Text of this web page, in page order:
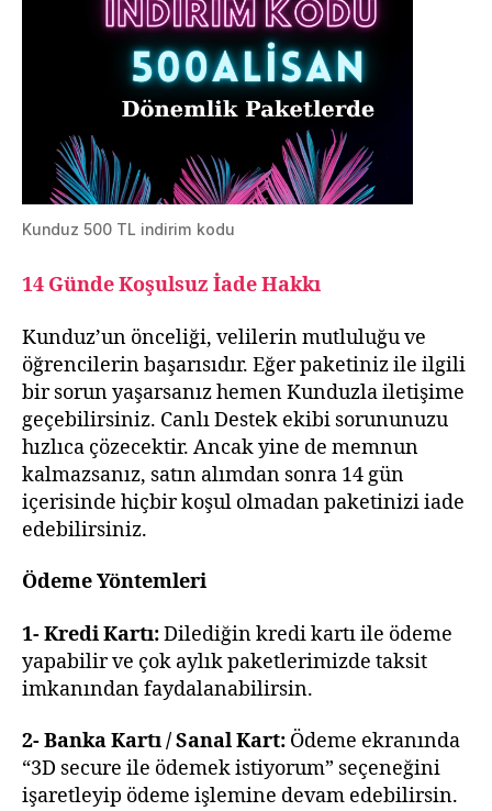
Kunduz 500 TL indirim kodu
14 Günde Koşulsuz İade Hakkı
Kunduz’un önceliği, velilerin mutluluğu ve
öğrencilerin başarısıdır. Eğer paketiniz ile ilgili
bir sorun yaşarsanız hemen Kunduzla iletişime
geçebilirsiniz. Canlı Destek ekibi sorununuzu
hızlıca çözecektir. Ancak yine de memnun
kalmazsanız, satın alımdan sonra 14 gün
içerisinde hiçbir koşul olmadan paketinizi iade
edebilirsiniz.
Ödeme Yöntemleri
1- Kredi Kartı:Dilediğin kredi kartı ile ödeme
yapabilir ve çok aylık paketlerimizde taksit
imkanından faydalanabilirsin.
2- Banka Kartı / Sanal Kart: Ödeme ekranında
“3D secure ile ödemek istiyorum” seçeneğini
işaretleyip ödeme işlemine devam edebilirsin.